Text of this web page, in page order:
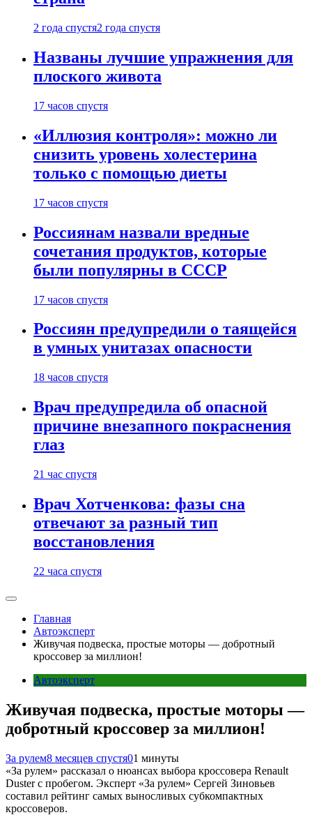
2 года спустя2 года спустя
Названы лучшие упражнения для
плоского живота
17 часов спустя
«Иллюзия контроля»: можно ли
снизить уровень холестерина
только с помощью диеты
17 часов спустя
Россиянам назвали вредные
сочетания продуктов, которые
были популярны в СССР
17 часов спустя
Россиян предупредили о таящейся
в умных унитазах опасности
18 часов спустя
Врач предупредила об опасной
причине внезапного покраснения
глаз
21 час спустя
Врач Хотченкова: фазы сна
отвечают за разный тип
восстановления
22 часа спустя
Главная
Автоэксперт
Живучая подвеска, простые моторы — добротный
кроссовер за миллион!
Автоэксперт
Живучая подвеска, простые моторы —
добротный кроссовер за миллион!
За рулем8 месяцев спустя01 минуты
«За рулем» рассказал о нюансах выбора кроссовера Renault
Duster с пробегом. Эксперт «За рулем» Сергей Зиновьев
составил рейтинг самых выносливых субкомпактных
кроссоверов.